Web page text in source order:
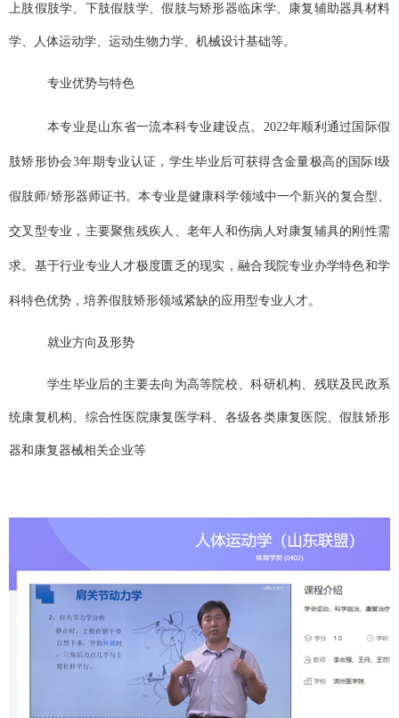
上肢假肢学、下肢假肢学、假肢与矫形器临床学、康复辅助器具材料
学、人体运动学、运动生物力学、机械设计基础等。
专业优势与特色
本专业是山东省一流本科专业建设点。 2022年顺利通过国际假
肢矫形协会3年期专业认证，学生毕业后可获得含金量极高的国际Ⅰ级
假肢师/矫形器师证书。本专业是健康科学领域中一个新兴的复合型、
交叉型专业，主要聚焦残疾人、老年人和伤病人对康复辅具的刚性需
求。基于行业专业人才极度匮乏的现实，融合我院专业办学特色和学
科特色优势，培养假肢矫形领域紧缺的应用型专业人才。
就业方向及形势
学生毕业后的主要去向为高等院校、科研机构、残联及民政系
统康复机构、综合性医院康复医学科、各级各类康复医院、假肢矫形
器和康复器械相关企业等